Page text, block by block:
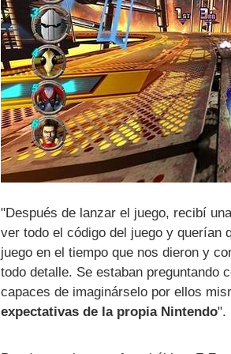
"Después de lanzar el juego, recibí
ver todo el código del juego y querían
juego en el tiempo que nos dieron y
todo detalle. Se estaban preguntando
capaces de imaginárselo por ellos
expectativas de la propia Nintendo".